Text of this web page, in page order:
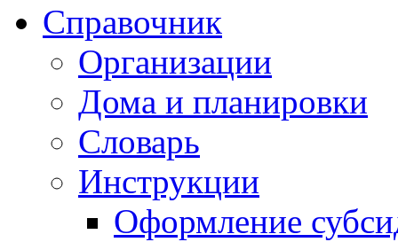
Справочник
Организации
Дома и планировки
Словарь
Инструкции
Оформление